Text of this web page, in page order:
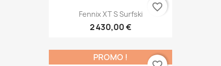
Fennix XT S Surfski
2 430,00 €
favorite_border
PROMO !